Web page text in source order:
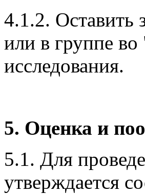
4.1.2. Оставить
или в группе
исследования.
5. Оценка и
5.1. Для
утверждается